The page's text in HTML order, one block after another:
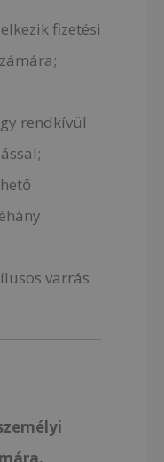
fizetési
rendkívül
varrás